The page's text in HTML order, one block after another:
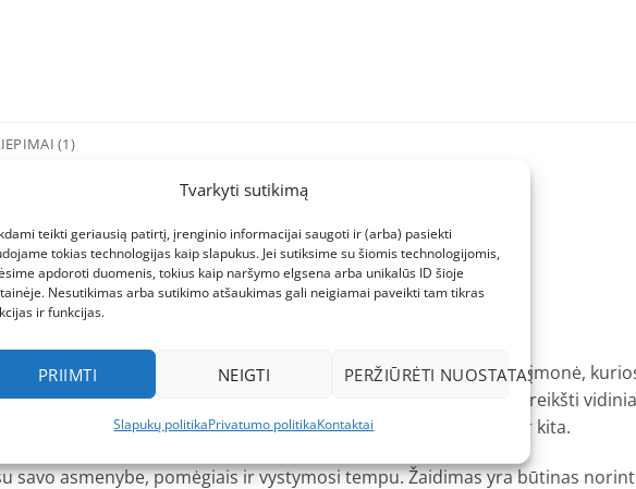
Tvarkyti sutikimą
teikti geriausią patirtį, įrenginio informacijai saugoti ir (arba) pasiekti
tokias technologijas kaip slapukus. Jei sutiksime su šiomis technologijomis,
apdoroti duomenis, tokius kaip naršymo elgsena arba unikalūs ID šioje
Nesutikimas arba sutikimo atšaukimas gali neigiamai paveikti tam tikras
ir funkcijas.
PRIIMTI NEIGTI PERŽIŪRĖTI NUOSTATAS
Slapukų politikaPrivatumo politikaKontaktai
(1)
maišai (4 vnt.).
ir tyrinėti.
Į pasaulį, kupiną spalvų ir kūrybiškumo. Tas pasaulis yra APLI, įmonė,
žaidimais, žaislais ir priemonėmis. APLI KIDS leidžia pasireikšti
skirtingas formas, spalvas, tekstūras, priemones, dydžius ir kita.
savo asmenybe, pomėgiais ir vystymosi tempu. Žaidimas yra būtinas